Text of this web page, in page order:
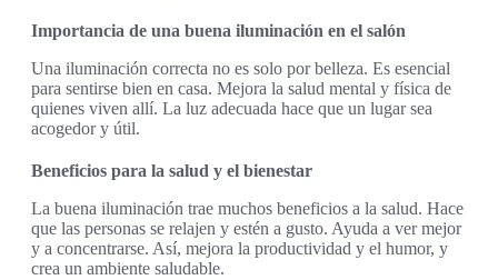
Importancia de una buena iluminación en el salón
Una iluminación correcta no es solo por belleza. Es esencial
para sentirse bien en casa. Mejora la salud mental y física de
quienes viven allí. La luz adecuada hace que un lugar sea
acogedor y útil.
Beneficios para la salud y el bienestar
La buena iluminación trae muchos beneficios a la salud. Hace
que las personas se relajen y estén a gusto. Ayuda a ver mejor
y a concentrarse. Así, mejora la productividad y el humor, y
crea un ambiente saludable.